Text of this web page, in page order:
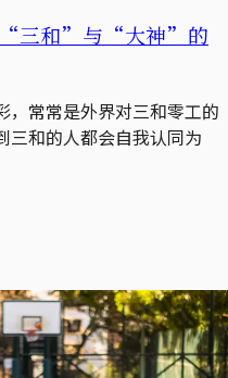
“三和”与“大神”的
常常是外界对三和零工的
三和的人都会自我认同为